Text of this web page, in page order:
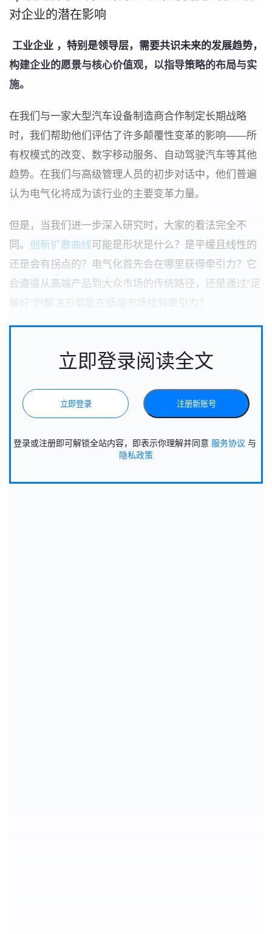
对企业的潜在影响
工业企业 ，特别是领导层，需要共识未来的发展趋势，
构建企业的愿景与核心价值观，以指导策略的布局与实
施。
在我们与一家大型汽车设备制造商合作制定长期战略
时，我们帮助他们评估了许多颠覆性变革的影响——所
有权模式的改变、数字移动服务、自动驾驶汽车等其他
趋势。在我们与高级管理人员的初步对话中，他们普遍
认为电气化将成为该行业的主要变革力量。
但是，当我们进一步深入研究时，大家的看法完全不
同。 创新扩散曲线可能是形状是什么？是平缓且线性的
还是会有拐点的？电气化首先会在哪里获得牵引力？它
会遵循从高端产品到大众市场的传统路径，还是通过“足
够好”的解决方案能在低端市场找到牵引力？
立即登录阅读全文
立即登录 注册新账号
登录或注册即可解锁全站内容，即表示你理解并同意 服务协议 与
隐私政策